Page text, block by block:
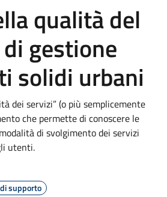
qualità del
gestione
solidi urbani
dei servizi” (o più semplicemente
che permette di conoscere le
di svolgimento dei servizi
utenti.
supporto